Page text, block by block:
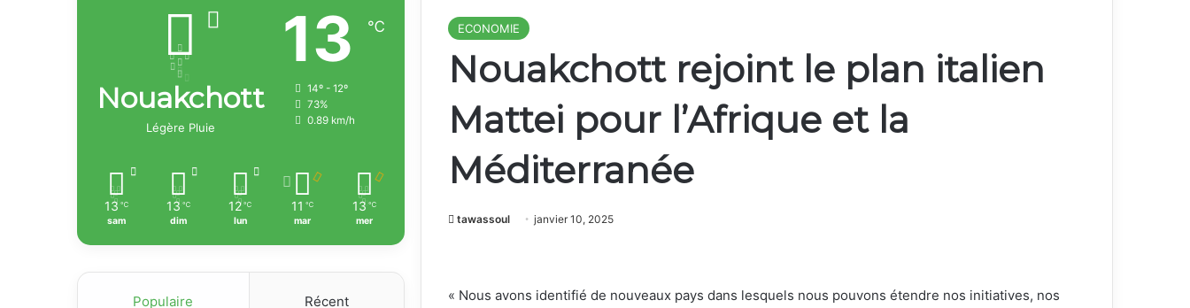
ECONOMIE
Nouakchott rejoint le plan italien
Mattei pour l’Afrique et la
Méditerranée
tawassoul janvier 10, 2025
« Nous avons identifié de nouveaux pays dans lesquels nous pouvons étendre nos initiatives, nos
Nouakchott
Légère Pluie
13 ℃
14º - 12º
73%
0.89 km/h
13 ℃
sam
13 ℃
dim
12 ℃
lun
11 ℃
mar
13 ℃
mer
Populaire Récent